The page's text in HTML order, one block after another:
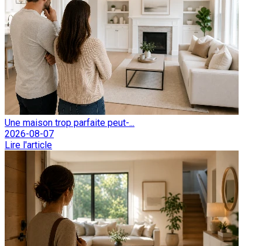
Une maison trop parfaite peut-...
2026-08-07
Lire l'article